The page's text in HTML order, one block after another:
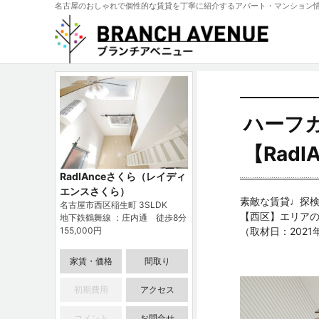
名古屋のおしゃれで個性的な賃貸を丁寧に紹介するアパート・マンション
RadIAnceさくら（レイディ
エンスさくら）
名古屋市西区稲生町 3SLDK
地下鉄鶴舞線 ：庄内通 徒歩8分
155,000円
家賃・価格 間取り
初期費用 アクセス
ハーフ
【
素敵な賃貸♩探
【西区】エリア
（取材日：